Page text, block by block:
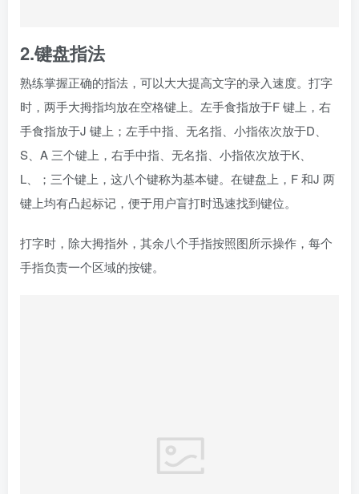
手指负责一个区域的按键。
三、搜狗拼音输入法的使用
1.搜狗拼音输入法的状态条